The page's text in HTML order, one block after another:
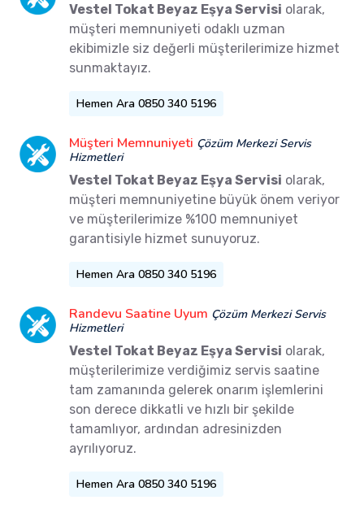
Vestel Tokat Beyaz Eşya Servisi olarak,
müşteri memnuniyeti odaklı uzman
ekibimizle siz değerli müşterilerimize hizmet
sunmaktayız.
Hemen Ara 0850 340 5196
Müşteri Memnuniyeti Çözüm Merkezi Servis
Hizmetleri
Vestel Tokat Beyaz Eşya Servisi olarak,
müşteri memnuniyetine büyük önem veriyor
ve müşterilerimize %100 memnuniyet
garantisiyle hizmet sunuyoruz.
Hemen Ara 0850 340 5196
Randevu Saatine Uyum Çözüm Merkezi Servis
Hizmetleri
Vestel Tokat Beyaz Eşya Servisi olarak,
müşterilerimize verdiğimiz servis saatine
tam zamanında gelerek onarım işlemlerini
son derece dikkatli ve hızlı bir şekilde
tamamlıyor, ardından adresinizden
ayrılıyoruz.
Hemen Ara 0850 340 5196